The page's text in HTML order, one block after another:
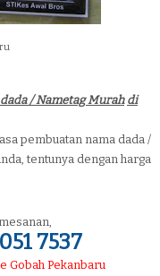
/ Nametag Murah di
pembuatan nama dada /
tentunya dengan harga
7537
Gobah Pekanbaru